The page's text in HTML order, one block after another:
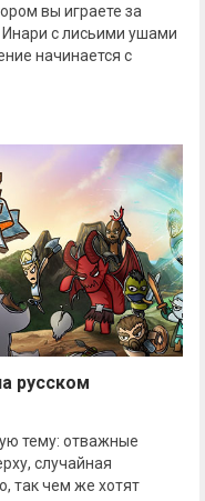
вы играете за
с лисьими ушами
начинается с
русском
тему: отважные
случайная
так чем же хотят